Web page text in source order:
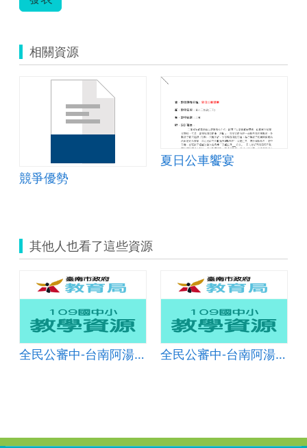
相關資源
競爭優勢
夏日公車饗宴
其他人也看了這些資源
全民公審中-台南阿湯哥(地方人物誌) 全民公審中-台南阿湯哥(地方人物誌)